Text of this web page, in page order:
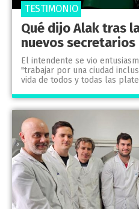
Qué dijo Alak tras
nuevos
El intendente se vio
"trabajar por una ciudad
vida de todos y todas las
TESTIMONIO